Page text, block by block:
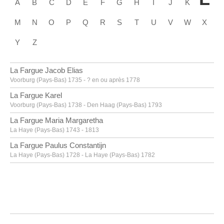
A B C D E F G H J K
M N O P Q R S T U V W X
Y Z
La Fargue Jacob Elias
Voorburg (Pays-Bas) 1735 - ? en ou après 1778
La Fargue Karel
Voorburg (Pays-Bas) 1738 - Den Haag (Pays-Bas) 1793
La Fargue Maria Margaretha
La Haye (Pays-Bas) 1743 - 1813
La Fargue Paulus Constantijn
La Haye (Pays-Bas) 1728 - La Haye (Pays-Bas) 1782